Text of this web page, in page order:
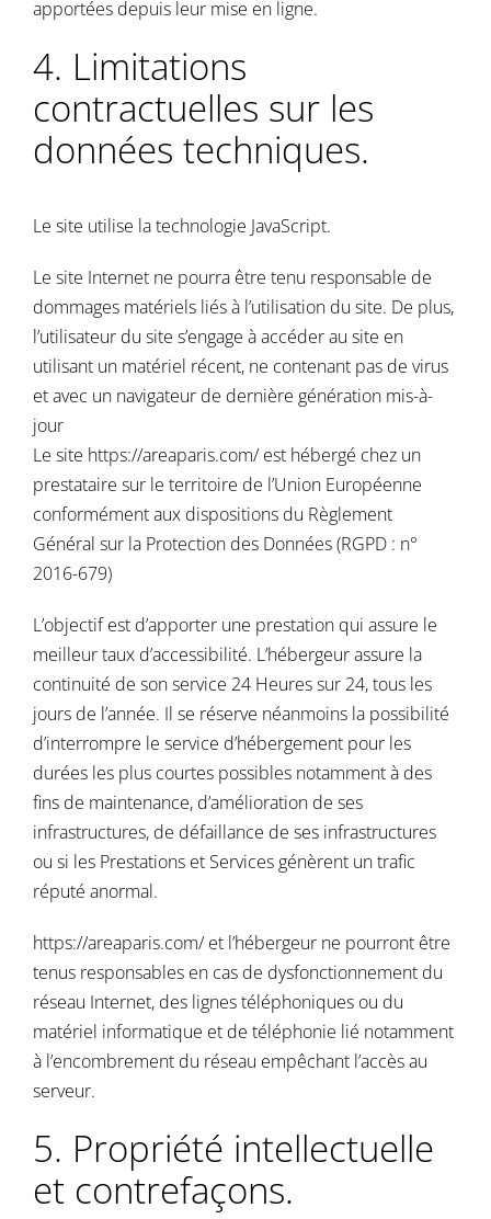
apportées depuis leur mise en ligne.
4. Limitations
contractuelles sur les
données techniques.
Le site utilise la technologie JavaScript.
Le site Internet ne pourra être tenu responsable de
dommages matériels liés à l’utilisation du site. De plus,
l’utilisateur du site s’engage à accéder au site en
utilisant un matériel récent, ne contenant pas de virus
et avec un navigateur de dernière génération mis-à-
jour
Le site https://areaparis.com/est hébergé chez un
prestataire sur le territoire de l’Union Européenne
conformément aux dispositions du Règlement
Général sur la Protection des Données (RGPD : n°
2016-679)
L’objectif est d’apporter une prestation qui assure le
meilleur taux d’accessibilité. L’hébergeur assure la
continuité de son service 24 Heures sur 24, tous les
jours de l’année. Il se réserve néanmoins la possibilité
d’interrompre le service d’hébergement pour les
durées les plus courtes possibles notamment à des
fins de maintenance, d’amélioration de ses
infrastructures, de défaillance de ses infrastructures
ou si les Prestations et Services génèrent un trafic
réputé anormal.
https://areaparis.com/et l’hébergeur ne pourront être
tenus responsables en cas de dysfonctionnement du
réseau Internet, des lignes téléphoniques ou du
matériel informatique et de téléphonie lié notamment
à l’encombrement du réseau empêchant l’accès au
serveur.
5. Propriété intellectuelle
et contrefaçons.